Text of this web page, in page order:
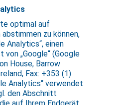
optimal auf
zu können,
Analytics“, einen
von „Google“ (Google
House, Barrow
Fax: +353 (1)
Analytics“ verwendet
den Abschnitt